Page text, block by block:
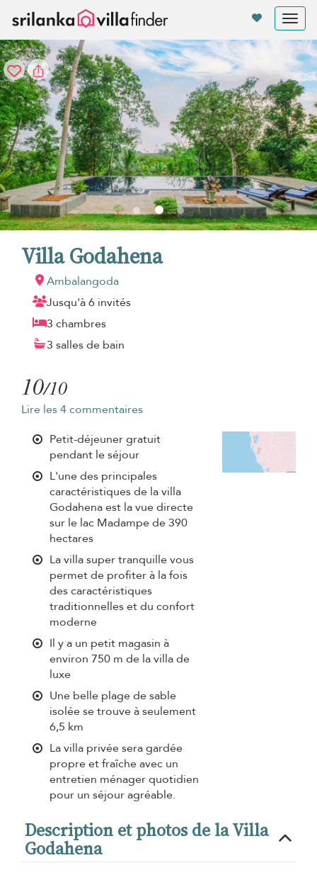
Villa Godahena
Ambalangoda
Jusqu'à 6 invités
3 chambres
3 salles de bain
10/10
Lire les 4 commentaires
Petit-déjeuner gratuit
pendant le séjour
L'une des principales
caractéristiques de la villa
Godahena est la vue directe
sur le lac Madampe de 390
hectares
La villa super tranquille vous
permet de profiter à la fois
des caractéristiques
traditionnelles et du confort
moderne
Il y a un petit magasin à
environ 750 m de la villa de
luxe
Une belle plage de sable
isolée se trouve à seulement
6,5 km
La villa privée sera gardée
propre et fraîche avec un
entretien ménager quotidien
pour un séjour agréable.
Description et photos de la Villa
Godahena
Vos paramètres de cookies